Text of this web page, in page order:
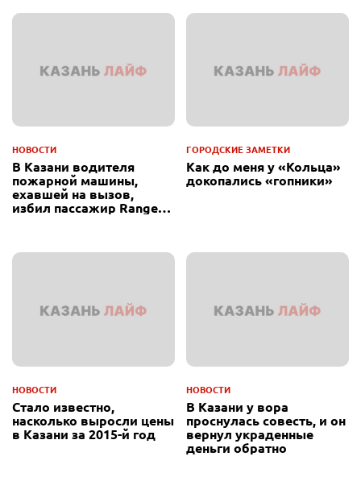
НОВОСТИ
В Казани водителя
пожарной машины,
ехавшей на вызов,
избил пассажир Range
ГОРОДСКИЕ ЗАМЕТКИ
Как до меня у «Кольца»
докопались «гопники»
НОВОСТИ
Стало известно,
насколько выросли цены
в Казани за 2015-й год
НОВОСТИ
В Казани у вора
проснулась совесть, и он
вернул украденные
деньги обратно